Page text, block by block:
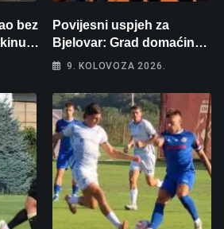
Povijesni uspjeh za
Bjelovar: Grad domaćin
Europskog juniorskog
9. KOLOVOZA 2026.